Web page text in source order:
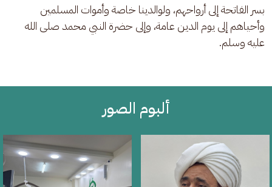
بسر الفاتحة إلى أرواحهم، ولوالدينا خاصة وأموات المسلمين
وأحياهم إلى يوم الدين عامة، وإلى حضرة النبي محمد صلى الله
عليه وسلم.
ألبوم الصور